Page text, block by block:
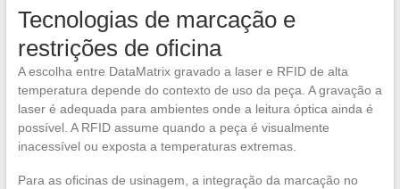
Tecnologias de marcação e
restrições de oficina
A escolha entre DataMatrix gravado a laser e RFID de alta
temperatura depende do contexto de uso da peça. A gravação a
laser é adequada para ambientes onde a leitura óptica ainda é
possível. A RFID assume quando a peça é visualmente
inacessível ou exposta a temperaturas extremas.
Para as oficinas de usinagem, a integração da marcação no